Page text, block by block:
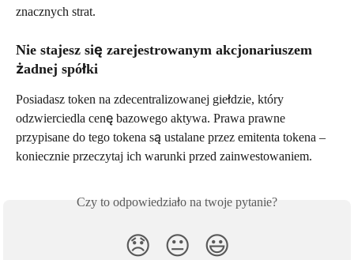
znacznych strat.
Nie stajesz się zarejestrowanym akcjonariuszem
żadnej spółki
Posiadasz token na zdecentralizowanej giełdzie, który
odzwierciedla cenę bazowego aktywa. Prawa prawne
przypisane do tego tokena są ustalane przez emitenta tokena –
koniecznie przeczytaj ich warunki przed zainwestowaniem.
Czy to odpowiedziało na twoje pytanie?
😞 😐 😃